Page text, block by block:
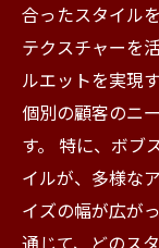
合ったスタイル
テクスチャーを
ルエットを実現
個別の顧客のニ
す。 特に、ボブ
イルが、多様な
イズの幅が広が
通じて、どのス